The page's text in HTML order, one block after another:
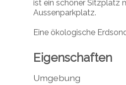
ist ein schöner Sitzplatz
Aussenparkplatz.
Eine ökologische
Eigenschaften
Umgebung